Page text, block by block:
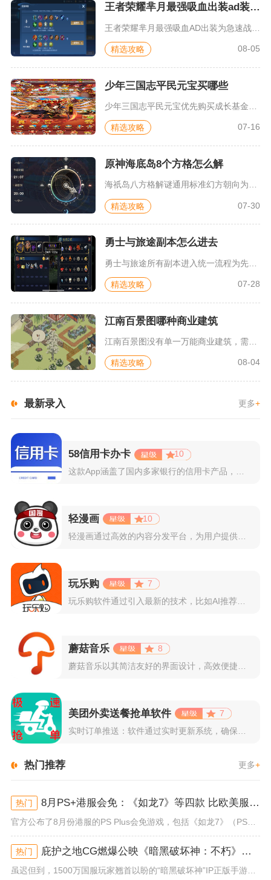
王者荣耀芈月最强吸血出装ad装是什么
王者荣耀芈月最强吸血AD出装为急速战靴、影刃、无尽战刃、噬神...
精选攻略 08-05
少年三国志平民元宝买哪些
精选攻略 07-16
原神海底岛8个方格怎么解
海祇岛八方格解谜通用标准幻方朝向为：左上西、中上南、右上西，...
精选攻略 07-30
勇士与旅途副本怎么进去
勇士与旅途所有副本进入统一流程为先推进主线解锁副本入口，在主...
精选攻略 07-28
江南百景图哪种商业建筑
江南百景图没有单一万能商业建筑，需根据所在州府、上线频率选择...
精选攻略 08-04
最新录入 更多+
58信用卡办卡
10
这款App涵盖了国内多家银行的信用卡产品，支持用户根据自己的...
轻漫画
10
轻漫画通过高效的内容分发平台，为用户提供高清、全彩的漫画阅读...
玩乐购
7
玩乐购软件通过引入最新的技术，比如AI推荐算法、AR试穿功能...
蘑菇音乐
8
美团外卖送餐抢单软件
7
热门推荐 更多+
热门 8月PS+港服会免：《如龙7》等四款 比欧美服多一款
官方公布了8月份港服的PS Plus会免游戏，包括《如龙7》（PS4/PS5）、《小小梦魇》（PS4）、《托尼霍克职业滑...
热门 庇护之地CG燃爆公映《暗黑破坏神：不朽》今日全平台上线
虽迟但到，1500万国服玩家翘首以盼的“暗黑破坏神”IP正版手游《暗黑破坏神：不朽》已于今日全平台上线！动作RPG王者再...